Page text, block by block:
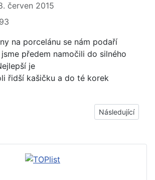
červen 2015
na porcelánu se nám podaří
předem namočili do silného
je
řidší kašičku a do té korek
Jak, čím odstranit, vyčistit skvrny, fleky
Další článek:
Následující